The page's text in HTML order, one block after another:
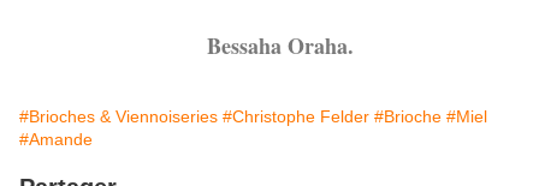
Bessaha Oraha.
#Brioches & Viennoiseries #Christophe Felder #Brioche #Miel
#Amande